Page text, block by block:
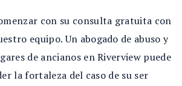
con su consulta gratuita con
equipo. Un abogado de abuso y
de ancianos en Riverview puede
la fortaleza del caso de su ser